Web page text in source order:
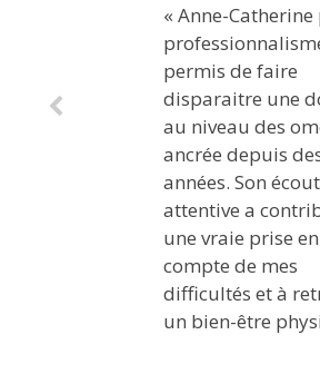
« Anne-Catherine
permis de faire
disparaitre une
au niveau des
ancrée depuis
années. Son
attentive a
une vraie prise en
compte de mes
difficultés et à
un bien-être